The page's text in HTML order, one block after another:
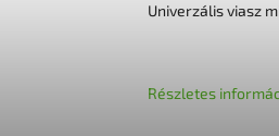
Univerzális viasz
Részletes